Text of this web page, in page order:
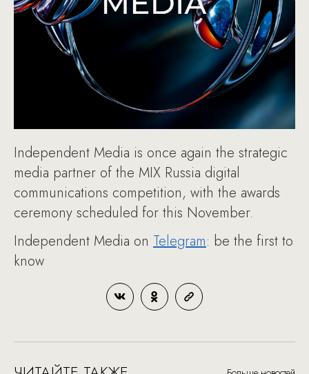
Independent Media is once again the strategic
media partner of the MIX Russia digital
communications competition, with the awards
ceremony scheduled for this November.
Independent Media on Telegram: be the first to
know